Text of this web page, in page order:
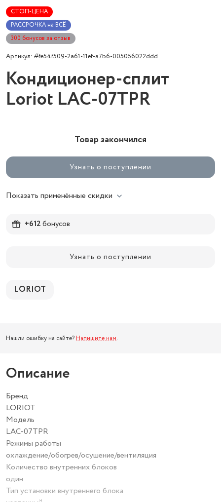
СТОП-ЦЕНА
РАССРОЧКА на ВСЁ
300 бонусов за отзыв
Артикул: #fe54f509-2a61-11ef-a7b6-005056022ddd
Кондиционер-сплит
Loriot LAC-07TPR
Товар закончился
Узнать о поступлении
Показать применённые скидки
+612бонусов
Узнать о поступлении
LORIOT
Нашли ошибку на сайте? Напишите нам.
Описание
Бренд
LORIOT
Модель
LAC-07TPR
Режимы работы
охлаждение/обогрев/осушение/вентиляция
Количество внутренних блоков
один
Тип установки внутреннего блока